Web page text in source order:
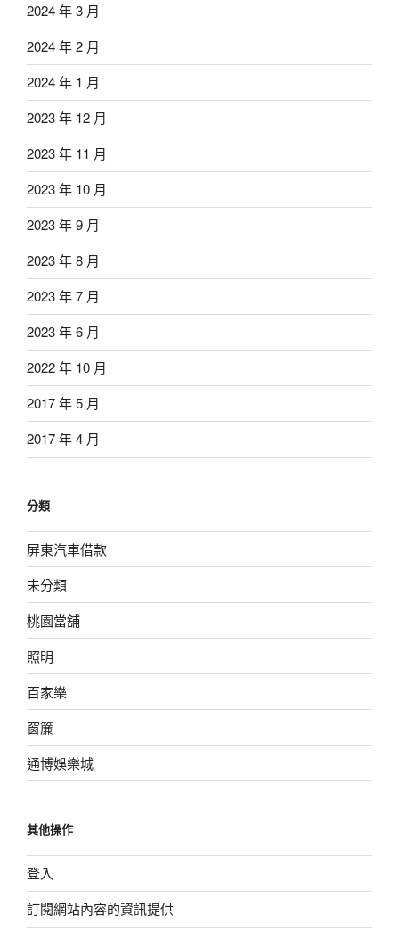
2024 年 3 月
2024 年 2 月
2024 年 1 月
2023 年 12 月
2023 年 11 月
2023 年 10 月
2023 年 9 月
2023 年 8 月
2023 年 7 月
2023 年 6 月
2022 年 10 月
2017 年 5 月
2017 年 4 月
分類
屏東汽車借款
未分類
桃園當舖
照明
百家樂
窗簾
通博娛樂城
其他操作
登入
訂閱網站內容的資訊提供